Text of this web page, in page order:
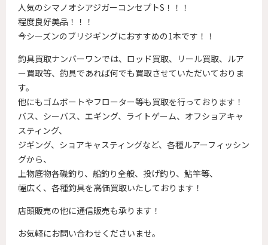
人気のシマノオシアジガーコンセプトS！！！
程度良好美品！！！
今シーズンのブリジギングにおすすめの1本です！！
釣具買取ナンバーワンでは、ロッド買取、リール買取、ルア
ー買取等、釣具であれば何でも買取させていただいておりま
す。
他にもゴムボートやフローター等も買取を行っております！
バス、シーバス、エギング、ライトゲーム、オフショアキャ
スティング、
ジギング、ショアキャスティングなど、各種ルアーフィッシン
グから、
上物底物各磯釣り、船釣り全般、投げ釣り、鮎竿等、
幅広く、各種釣具を高価買取いたしております！
店頭販売の他に通信販売も承ります！
お気軽にお問い合わせくださいませ。